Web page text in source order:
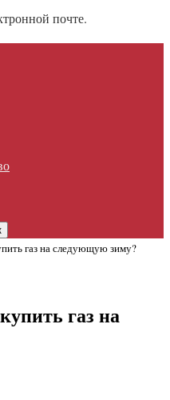
почте.
газ на следующую зиму?
газ на